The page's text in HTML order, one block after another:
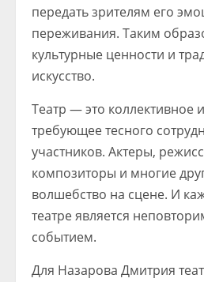
передать зрителям его
переживания. Таким
культурные ценности и
искусство.
Театр — это коллективное
требующее тесного
участников. Актеры,
композиторы и многие
волшебство на сцене. И
театре является
событием.
Для Назарова Дмитрия